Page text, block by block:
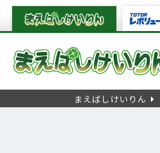
まえばしけいりん